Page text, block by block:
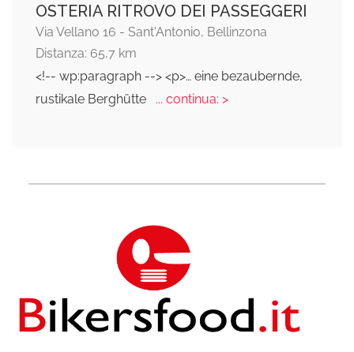
OSTERIA RITROVO DEI PASSEGGERI
Via Vellano 16 - Sant'Antonio, Bellinzona
Distanza: 65,7 km
<!-- wp:paragraph --> <p>… eine bezaubernde,
rustikale Berghütte
... continua: >